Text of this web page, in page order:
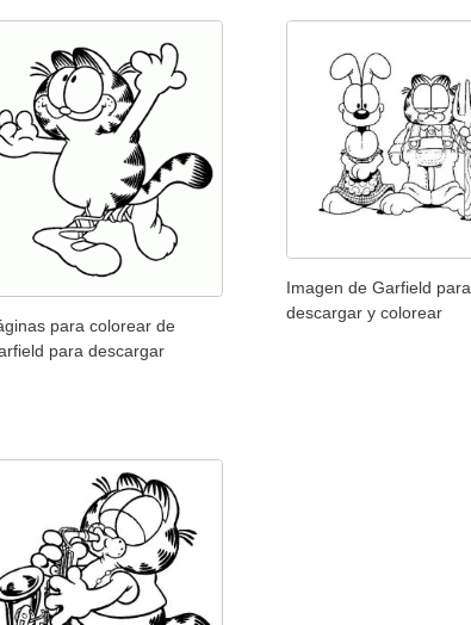
para colorear de
para descargar
Imagen de Garfield para
descargar y colorear